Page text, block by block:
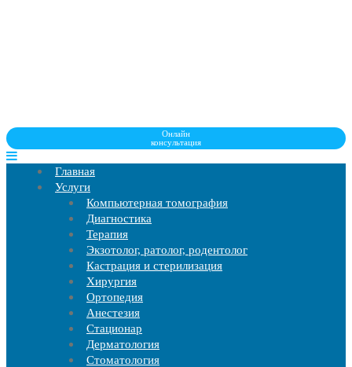
Онлайн
консультация
Главная
Услуги
Компьютерная томография
Диагностика
Терапия
Экзотолог, ратолог, родентолог
Кастрация и стерилизация
Хирургия
Ортопедия
Анестезия
Стационар
Дерматология
Стоматология